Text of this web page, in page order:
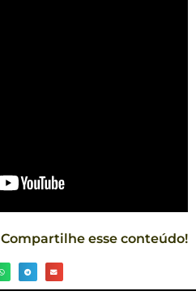
Compartilhe esse conteúdo!